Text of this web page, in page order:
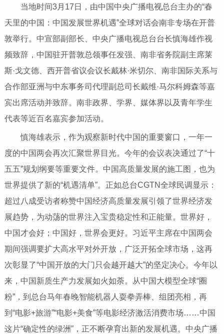
当地时间3月17日，由中国中央广播电视总台主办的“春
天里的中国：中国发展世界机遇”全球对话会南非专场在开普
敦举行。中宣部副部长、中央广播电视总台台长慎海雄作视
频致辞，中国驻开普敦总领事任发强、南非省务院副主席莱
斯·戈文德、西开普省议会议长戴林·米切尔、南非国际关系与
合作部亚洲与中东事务司代理副总司长戴维·马尔科姆森等嘉
宾出席活动并致辞。南非政界、学界、媒体界以及青年学生
代表等近百名嘉宾参加活动。
慎海雄表示，作为观察新时代中国的重要窗口，一年一
度的中国两会再次汇聚世界目光。今年的会议表决通过了“十
五五”规划纲要等重要文件。中国高质量发展的施工图，也为
世界提供了新的“机遇清单”。正如总台CGTN全球民调显示：
超过八成受访者称赞中国经济高质量发展引领了世界经济发
展趋势，为动荡的世界注入宝贵稳定性和正能量。世界好，
中国才会好；中国好，世界会更好。习近平主席在中国两会
期间强调要扩大高水平对外开放，广泛开拓全球市场，这再
次彰显了“中国开放的大门只会越开越大”的坚定决心。今年以
来，中国新质生产力发展如火如荼。从中国大模型全球“圈
粉”，到总台马年春晚智能机器人耍拳弄棒、组团亮相，再
到“电影+旅游”“电影+美食”等电影经济激活消费市场……中国
这片“确定性的绿洲”，正不断孕育出新的发展机遇。中央广播